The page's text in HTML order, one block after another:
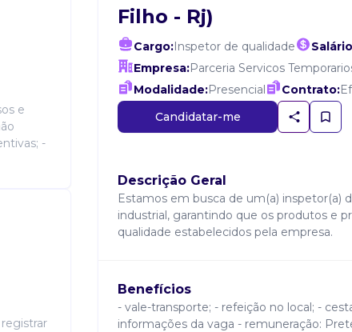
e
-
Filho - Rj)
Cargo:Inspetor de qualidade
Empresa:Parceria Servicos
Modalidade:Presencial Contrato:
Candidatar-me
Descrição Geral
Estamos em busca de um(a) inspetor(a)
industrial, garantindo que os produtos e
qualidade estabelecidos pela empresa.
Benefícios
- vale-transporte; - refeição no local; -
informações da vaga - remuneração: